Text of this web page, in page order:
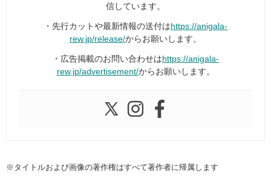
信しています。
・先行カットや最新情報の送付は https://anigala-
rew.jp/release/からお願いします。
・広告掲載のお問い合わせは https://anigala-
rew.jp/advertisement/からお願いします。
※タイトルおよび画像の著作権はすべて著作者に帰属します